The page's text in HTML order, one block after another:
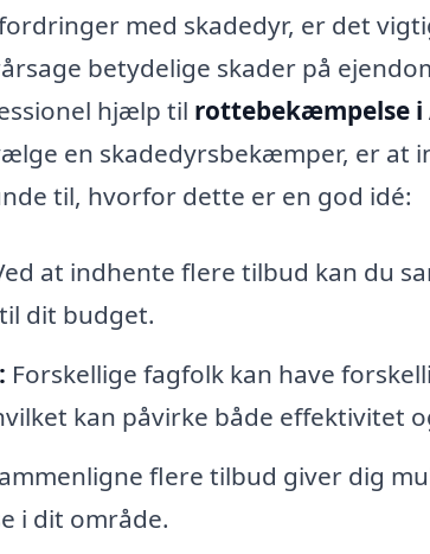
med skadedyr, er det
betydelige skader på
hjælp til rottebekæmpelse i
en skadedyrsbekæmper, er at
til, hvorfor dette er en god idé:
at indhente flere tilbud kan du
dit budget.
Forskellige fagfolk kan have
kan påvirke både effektivitet
flere tilbud giver dig
i dit område.